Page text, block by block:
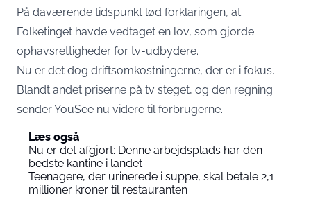
På daværende tidspunkt lød forklaringen, at
Folketinget havde vedtaget en lov, som gjorde
ophavsrettigheder for tv-udbydere.
Nu er det dog driftsomkostningerne, der er i fokus.
Blandt andet priserne på tv steget, og den regning
sender YouSee nu videre til forbrugerne.
Læs også
Nu er det afgjort: Denne arbejdsplads har den
bedste kantine i landet
Teenagere, der urinerede i suppe, skal betale 2,1
millioner kroner til restauranten